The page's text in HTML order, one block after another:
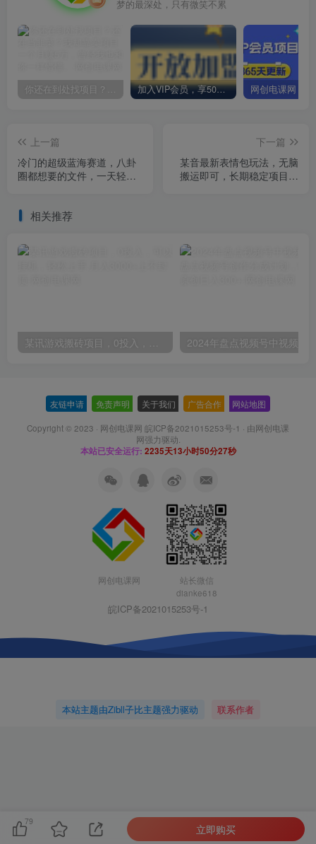
梦的最深处，只有微笑不累
你还在到处找项目？还在当韭菜？我却靠卖项目一个月赚5万，曾经我也和你一样懵懂。 加入VIP会员，享50%的推广提成，免费学习多种网上创业课程，菜鸟秒变大神！
上一篇
冷门的超级蓝海赛道，八卦
圈都想要的文件，一天轻松
下一篇
某音最新表情包玩法，无脑
搬运即可，长期稳定项目，
相关推荐
某讯游戏搬砖项目，0投入，可以挂机，轻松上手,月入3000+上不封顶
友链申请 免责声明 关于我们 广告合作 网站地图
Copyright © 2023 · 网创电课网 皖ICP备2021015253号-1 · 由网创电课
网强力驱动.
本站已安全运行: 2235天13小时50分27秒
网创电课网
站长微信
dianke618
皖ICP备2021015253号-1
79
立即购买
本站主题由Zibll子比主题强力驱动 联系作者